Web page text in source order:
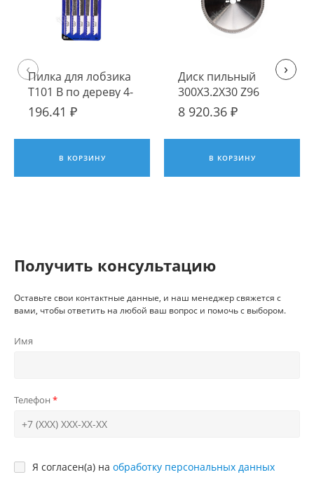
Пилка для лобзика
T101 B по дереву 4-
30 mm (уп. 5 шт.),
196.41 ₽
В КОРЗИНУ
Диск пильный
300Х3.2Х30 Z96
(LU3D 0600)
8 920.36 ₽
В КОРЗИНУ
‹ ›
Получить консультацию
Оставьте свои контактные данные, и наш менеджер свяжется с
вами, чтобы ответить на любой ваш вопрос и помочь с выбором.
Имя
Телефон
Я согласен(а) на обработку персональных данных